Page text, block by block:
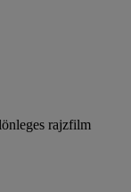
rajzfilm